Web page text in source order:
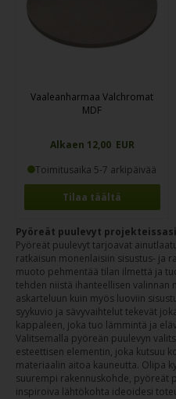
Vaaleanharmaa Valchromat
MDF
Alkaen 12,00 EUR
Toimitusaika 5-7 arkipäivää
Tilaa täältä
Pyöreät puulevyt projekteissasi
Pyöreät puulevyt tarjoavat
ratkaisun monenlaisiin sisustus- ja
muoto pehmentää tilan ilmettä ja
tehden niistä ihanteellisen valinnan
askarteluun kuin myös luoviin
syykuvio ja sävyvaihtelut tekevät
kappaleen, joka tuo lämmintä ja
Valitsemalla pyöreän puulevyn
esteettisen elementin, joka kutsuu
materiaalin aitoa kauneutta. Olipa
suurempi rakennuskohde, pyöreät
inspiroiva lähtökohta ideoidesi